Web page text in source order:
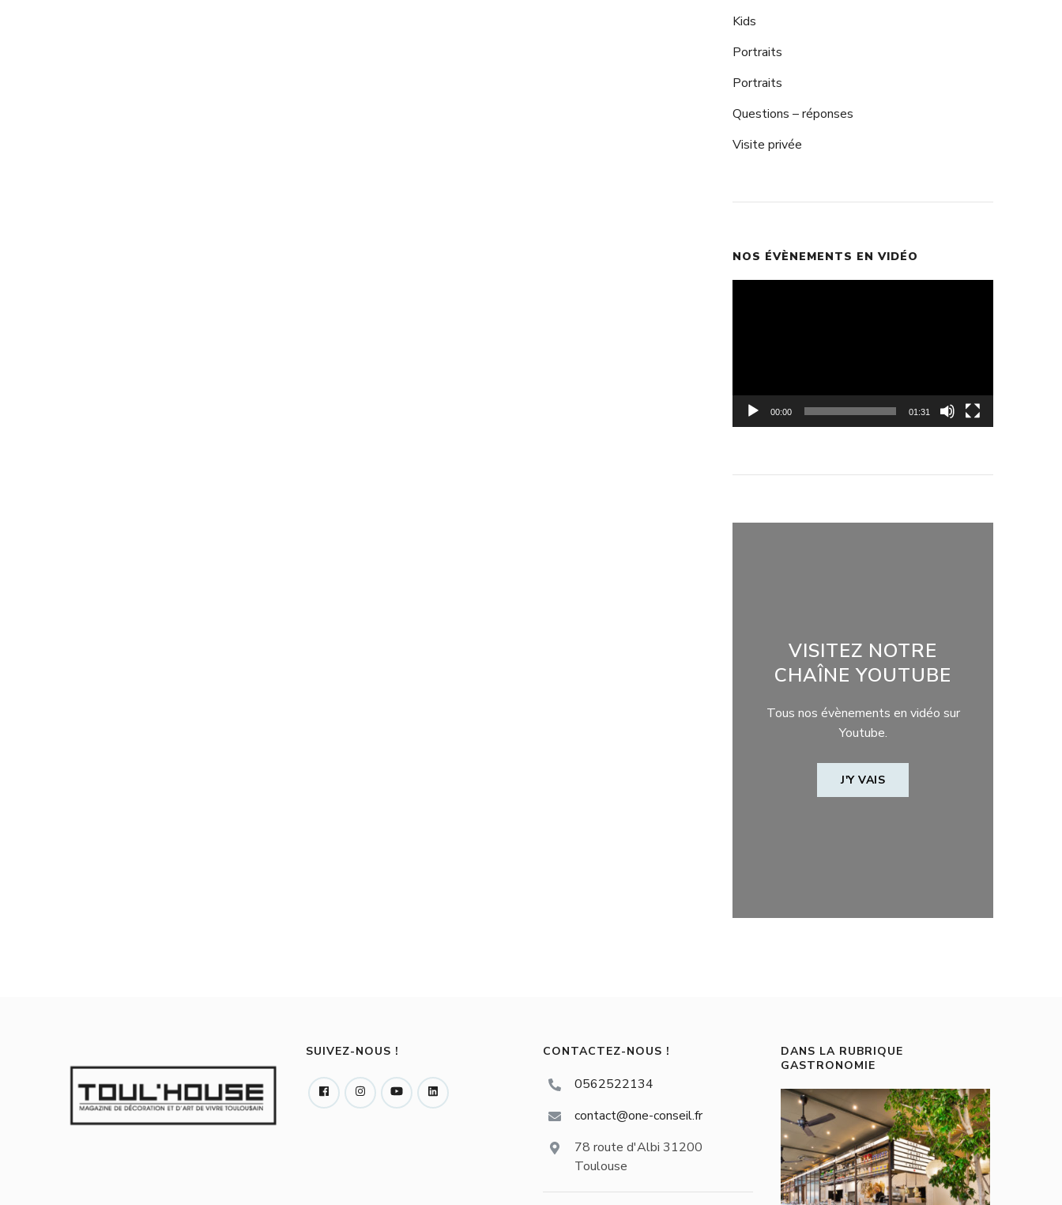
Kids
Portraits
Portraits
Questions – réponses
Visite privée
NOS ÉVÈNEMENTS EN VIDÉO
00:00 01:31
VISITEZ NOTRE
CHAÎNE YOUTUBE
Tous nos évènements en vidéo sur
Youtube.
J'Y VAIS
SUIVEZ-NOUS ! CONTACTEZ-NOUS !
0562522134
contact@one-conseil.fr
78 route d'Albi 31200
Toulouse
DANS LA RUBRIQUE
GASTRONOMIE